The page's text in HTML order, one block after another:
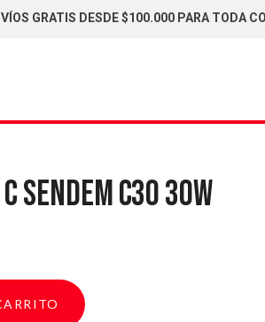
DESDE $100.000 PARA TODA
SENDEM C30 30W